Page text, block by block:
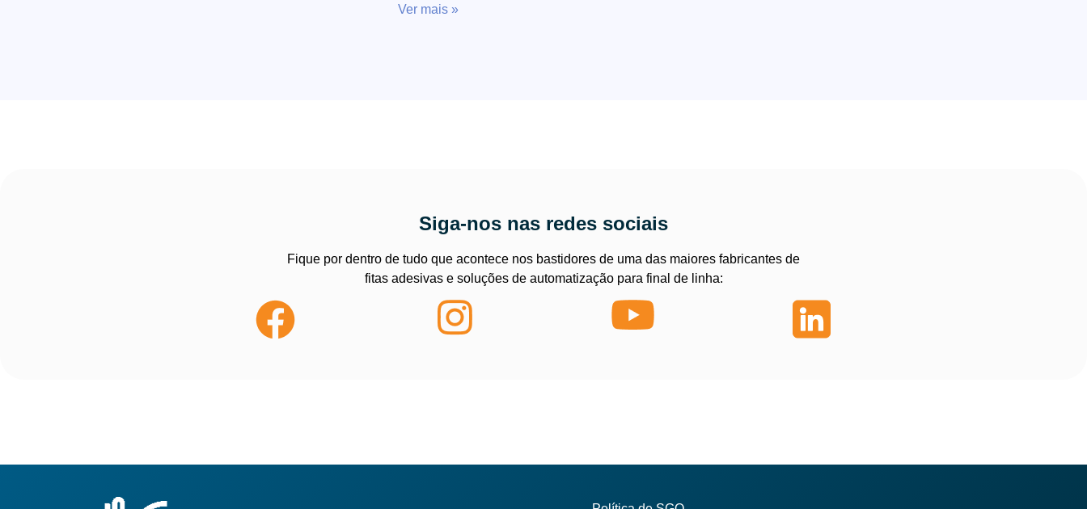
Ver mais »
Siga-nos nas redes sociais
Fique por dentro de tudo que acontece nos bastidores de uma das maiores fabricantes de
fitas adesivas e soluções de automatização para final de linha: